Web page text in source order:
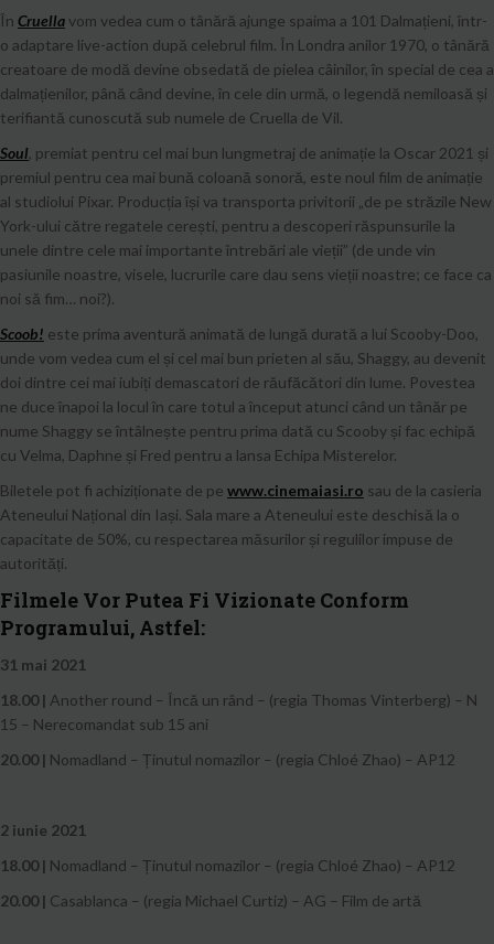
În Cruellavom vedea cum o tânără ajunge spaima a 101 Dalmațieni, într-
o adaptare live-action după celebrul film. În Londra anilor 1970, o tânără
creatoare de modă devine obsedată de pielea câinilor, în special de cea a
dalmațienilor, până când devine, în cele din urmă, o legendă nemiloasă și
terifiantă cunoscută sub numele de Cruella de Vil.
Soul, premiat pentru cel mai bun lungmetraj de animație la Oscar 2021 și
premiul pentru cea mai bună coloană sonoră, este noul film de animație
al studiolui Pixar. Producția își va transporta privitorii „de pe străzile New
York-ului către regatele cerești, pentru a descoperi răspunsurile la
unele dintre cele mai importante întrebări ale vieții” (de unde vin
pasiunile noastre, visele, lucrurile care dau sens vieții noastre; ce face ca
noi să fim… noi?).
Scoob! este prima aventură animată de lungă durată a lui Scooby-Doo,
unde vom vedea cum el și cel mai bun prieten al său, Shaggy, au devenit
doi dintre cei mai iubiți demascatori de răufăcători din lume. Povestea
ne duce înapoi la locul în care totul a început atunci când un tânăr pe
nume Shaggy se întâlnește pentru prima dată cu Scooby și fac echipă
cu Velma, Daphne și Fred pentru a lansa Echipa Misterelor.
Biletele pot fi achiziționate de pe www.cinemaiasi.ro sau de la casieria
Ateneului Național din Iași. Sala mare a Ateneului este deschisă la o
capacitate de 50%, cu respectarea măsurilor și regulilor impuse de
autorități.
Filmele Vor Putea Fi Vizionate Conform
Programului, Astfel:
31 mai 2021
18.00 | Another round – Încă un rând – (regia Thomas Vinterberg) – N
15 – Nerecomandat sub 15 ani
20.00 | Nomadland – Ținutul nomazilor – (regia Chloé Zhao) – AP12
2 iunie 2021
18.00 | Nomadland – Ținutul nomazilor – (regia Chloé Zhao) – AP12
20.00 | Casablanca – (regia Michael Curtiz) – AG – Film de artă